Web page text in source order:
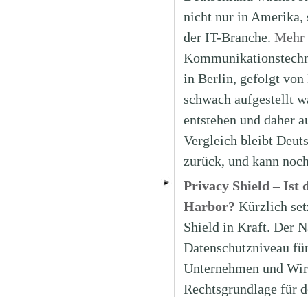
nicht nur in Amerika,
der IT-Branche. Mehr
in Berlin, gefolgt von
schwach aufgestellt
entstehen und daher
Vergleich bleibt
zurück, und kann
Privacy Shield – Ist
Harbor? Kürzlich
Shield in Kraft. Der
Datenschutzniveau
Unternehmen und
Rechtsgrundlage für